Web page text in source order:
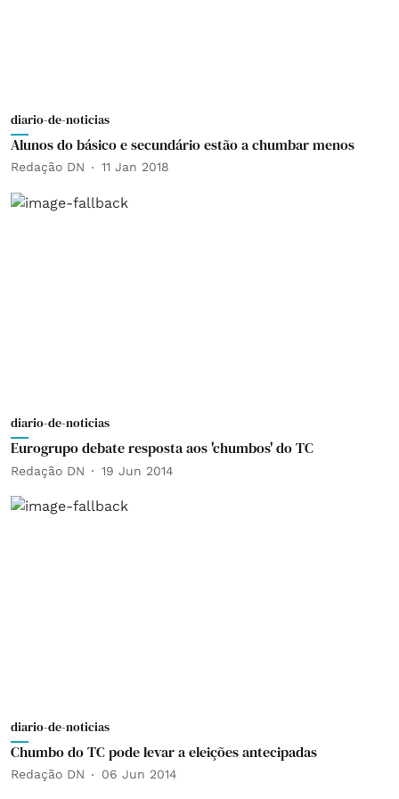
diario-de-noticias
Alunos do básico e secundário estão a chumbar menos
Redação DN 11 Jan 2018
diario-de-noticias
Eurogrupo debate resposta aos 'chumbos' do TC
Redação DN 19 Jun 2014
diario-de-noticias
Chumbo do TC pode levar a eleições antecipadas
Redação DN 06 Jun 2014